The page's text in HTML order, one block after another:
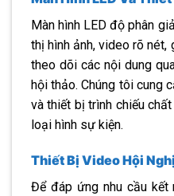
Màn hình LED độ phân
thị hình ảnh, video rõ
theo dõi các nội dung
hội thảo. Chúng tôi cung
và thiết bị trình chiếu
loại hình sự kiện.
Thiết Bị Video Hội
Để đáp ứng nhu cầu kết